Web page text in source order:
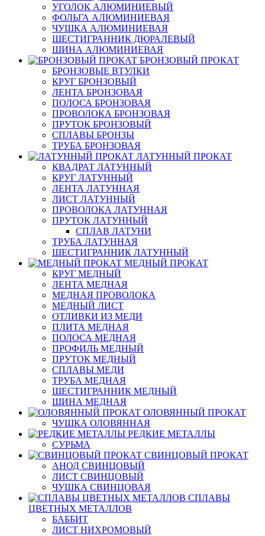
УГОЛОК АЛЮМИНИЕВЫЙ
ФОЛЬГА АЛЮМИНИЕВАЯ
ЧУШКА АЛЮМИНИЕВАЯ
ШЕСТИГРАННИК ДЮРАЛЕВЫЙ
ШИНА АЛЮМИНИЕВАЯ
БРОНЗОВЫЙ ПРОКАТ
БРОНЗОВЫЕ ВТУЛКИ
КРУГ БРОНЗОВЫЙ
ЛЕНТА БРОНЗОВАЯ
ПОЛОСА БРОНЗОВАЯ
ПРОВОЛОКА БРОНЗОВАЯ
ПРУТОК БРОНЗОВЫЙ
СПЛАВЫ БРОНЗЫ
ТРУБА БРОНЗОВАЯ
ЛАТУННЫЙ ПРОКАТ
КВАДРАТ ЛАТУННЫЙ
КРУГ ЛАТУННЫЙ
ЛЕНТА ЛАТУННАЯ
ЛИСТ ЛАТУННЫЙ
ПРОВОЛОКА ЛАТУННАЯ
ПРУТОК ЛАТУННЫЙ
СПЛАВ ЛАТУНИ
ТРУБА ЛАТУННАЯ
ШЕСТИГРАННИК ЛАТУННЫЙ
МЕДНЫЙ ПРОКАТ
КРУГ МЕДНЫЙ
ЛЕНТА МЕДНАЯ
МЕДНАЯ ПРОВОЛОКА
МЕДНЫЙ ЛИСТ
ОТЛИВКИ ИЗ МЕДИ
ПЛИТА МЕДНАЯ
ПОЛОСА МЕДНАЯ
ПРОФИЛЬ МЕДНЫЙ
ПРУТОК МЕДНЫЙ
СПЛАВЫ МЕДИ
ТРУБА МЕДНАЯ
ШЕСТИГРАННИК МЕДНЫЙ
ШИНА МЕДНАЯ
ОЛОВЯННЫЙ ПРОКАТ
ЧУШКА ОЛОВЯННАЯ
РЕДКИЕ МЕТАЛЛЫ
СУРЬМА
СВИНЦОВЫЙ ПРОКАТ
АНОД СВИНЦОВЫЙ
ЛИСТ СВИНЦОВЫЙ
ЧУШКА СВИНЦОВАЯ
СПЛАВЫ
ЦВЕТНЫХ МЕТАЛЛОВ
БАББИТ
ЛИСТ НИХРОМОВЫЙ